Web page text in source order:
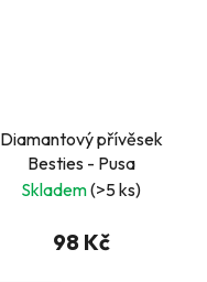
Diamantový přívěsek
Besties - Pusa
Skladem(>5 ks)
98 Kč